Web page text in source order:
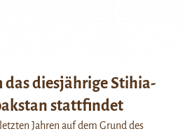
das diesjährige Stihia-
stattfindet
Jahren auf dem Grund des